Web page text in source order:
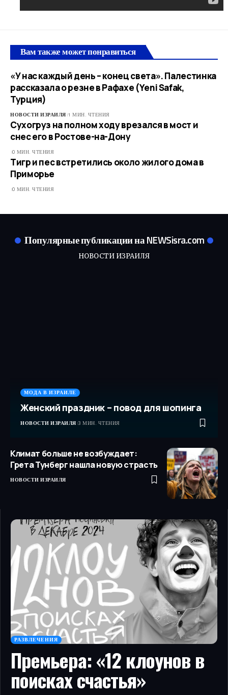
Вам также может понравиться
«У нас каждый день – конец света». Палестинка
рассказала о резне в Рафахе (Yeni Safak,
Турция)
НОВОСТИ ИЗРАИЛЯ 1 МИН. ЧТЕНИЯ
Сухогруз на полном ходу врезался в мост и
снес его в Ростове-на-Дону
0 МИН. ЧТЕНИЯ
Тигр и пес встретились около жилого дома в
Приморье
0 МИН. ЧТЕНИЯ
Популярные публикации на NEWSisra.com
НОВОСТИ ИЗРАИЛЯ
МОДА В ИЗРАИЛЕ
Женский праздник – повод для шопинга
НОВОСТИ ИЗРАИЛЯ 3 МИН. ЧТЕНИЯ
Климат больше не возбуждает:
Грета Тунберг нашла новую страсть
НОВОСТИ ИЗРАИЛЯ
РАЗВЛЕЧЕНИЯ
Премьера: «12 клоунов в
поисках счастья»